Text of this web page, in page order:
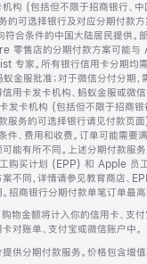
构 (包括但不限于招商银行、中
的可选择银行及对应分期付款
合条件的中国大陆居民提供。
零售店的分期付款方案可能
专家。所有银行信用卡分期均
蚁金服批准；对于微信分付分期
用卡发卡机构、蚂蚁金服或微
发卡机构 (包括但不限于招商银
服务的可选择银行请见付款页
件、费用和收费。订单可能需要
能有所不同。上述分期付款服
工购买计划 (EPP) 和 Apple 员
不同，详情请参见教育商店、
招商银行分期付款单笔订单最
物金额将计入你的信用卡、支
对账单、支付宝或微信账户中。
供分期付款服务。价格包含增